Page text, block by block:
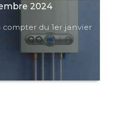
2024
compter du 1er janvier